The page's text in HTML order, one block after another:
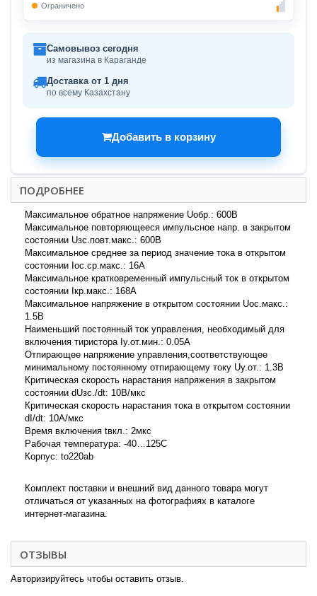
Ограничено
Самовывоз сегодня
из магазина в Караганде
Доставка от 1 дня
по всему Казахстану
Добавить в корзину
ПОДРОБНЕЕ
Максимальное обратное напряжение Uобр.: 600В
Максимальное повторяющееся импульсное напр. в закрытом
состоянии Uзс.повт.макс.: 600В
Максимальное среднее за период значение тока в открытом
состоянии Iос.ср.макс.: 16А
Максимальное кратковременный импульсный ток в открытом
состоянии Iкр.макс.: 168А
Максимальное напряжение в открытом состоянии Uос.макс.:
1.5В
Наименьший постоянный ток управления, необходимый для
включения тиристора Iу.от.мин.: 0.05А
Отпирающее напряжение управления,соответствующее
минимальному постоянному отпирающему току Uу.от.: 1.3В
Критическая скорость нарастания напряжения в закрытом
состоянии dUзс./dt: 10В/мкс
Критическая скорость нарастания тока в открытом состоянии
dI/dt: 10А/мкс
Время включения tвкл.: 2мкс
Рабочая температура: -40…125С
Корпус: to220ab
Комплект поставки и внешний вид данного товара могут
отличаться от указанных на фотографиях в каталоге
интернет-магазина.
ОТЗЫВЫ
Авторизируйтесь чтобы оставить отзыв.